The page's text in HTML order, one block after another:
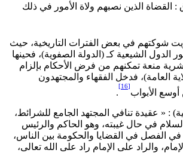
الذين نصبهم ولاة الأمور في ذلك
شوكتهم في بعض الفترات التاريخية، حيث
الشيعية كـ (الدولة الصفوية)، فحينها
منعة تمكنهم من فرض الأحكام بإلزام
العامة)، فدخل الفقهاء والمجتهدون
الأبواب
.
: « عقيدة تنافي المجتهد الجامع للشرائط،
في حال غيبته، وهو الحاكم والرئيس
الفصل في القضايا والحكومة بين الناس،
والراد على الإمام راد على الله تعالى،